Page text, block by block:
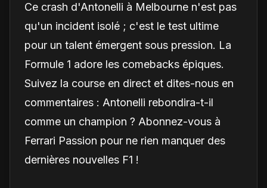
Ce crash d'Antonelli à Melbourne n'est pas
qu'un incident isolé ; c'est le test ultime
pour un talent émergent sous pression. La
Formule 1 adore les comebacks épiques.
Suivez la course en direct et dites-nous en
commentaires : Antonelli rebondira-t-il
comme un champion ? Abonnez-vous à
Ferrari Passion pour ne rien manquer des
dernières nouvelles F1 !